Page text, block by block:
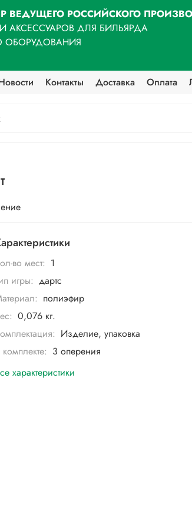
РОССИЙСКОГО
АКСЕССУАРОВ ДЛЯ БИЛЬЯРДА
ОБОРУДОВАНИЯ
Контакты Доставка Оплата
во мест: 1
игры: дартс
полиэфир
0,076 кг.
Изделие, упаковка
3 оперения
характеристики